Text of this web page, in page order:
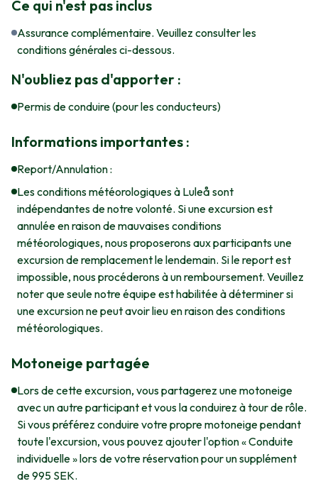
Ce qui n'est pas inclus
Assurance complémentaire. Veuillez consulter les
conditions générales ci-dessous.
N'oubliez pas d'apporter :
Permis de conduire (pour les conducteurs)
Informations importantes :
Report/Annulation :
Les conditions météorologiques à Luleå sont
indépendantes de notre volonté. Si une excursion est
annulée en raison de mauvaises conditions
météorologiques, nous proposerons aux participants une
excursion de remplacement le lendemain. Si le report est
impossible, nous procéderons à un remboursement. Veuillez
noter que seule notre équipe est habilitée à déterminer si
une excursion ne peut avoir lieu en raison des conditions
météorologiques.
Motoneige partagée
Lors de cette excursion, vous partagerez une motoneige
avec un autre participant et vous la conduirez à tour de rôle.
Si vous préférez conduire votre propre motoneige pendant
toute l'excursion, vous pouvez ajouter l'option « Conduite
individuelle » lors de votre réservation pour un supplément
de 995 SEK.